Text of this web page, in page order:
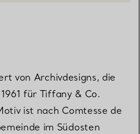
von Archivdesigns, die
für Tiffany & Co.
ist nach Comtesse de
im Südosten